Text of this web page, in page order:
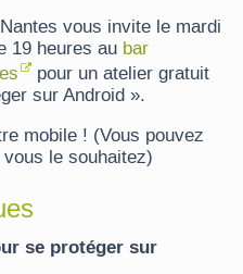
vous invite le mardi
19 heures au bar
pour un atelier gratuit
sur Android ».
mobile ! (Vous pouvez
le souhaitez)
se protéger sur